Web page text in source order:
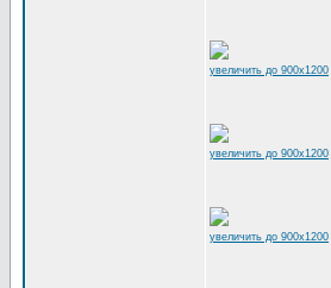
увеличить до 900x1200
увеличить до 900x1200
увеличить до 900x1200